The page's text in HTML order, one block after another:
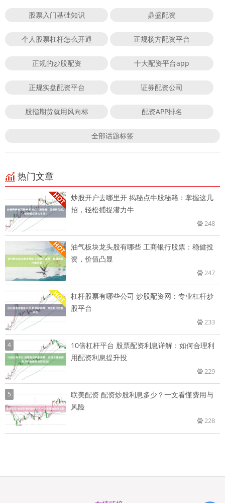
股票入门基础知识 鼎盛配资
个人股票杠杆怎么开通 正规杨方配资平台
正规的炒股配资 十大配资平台app
正规实盘配资平台 证券配资公司
股指期货就用风向标 配资APP排名
全部话题标签
热门文章
炒股开户去哪里开 揭秘点牛股秘籍：掌握这几
招，轻松捕捉潜力牛
248
油气板块龙头股有哪些 工商银行股票：稳健投
资，价值凸显
247
杠杆股票有哪些公司 炒股配资网：专业杠杆炒
股平台
233
4
10倍杠杆平台 股票配资利息详解：如何合理利
用配资利息提升投
229
5
联美配资 配资炒股利息多少？一文看懂费用与
风险
228